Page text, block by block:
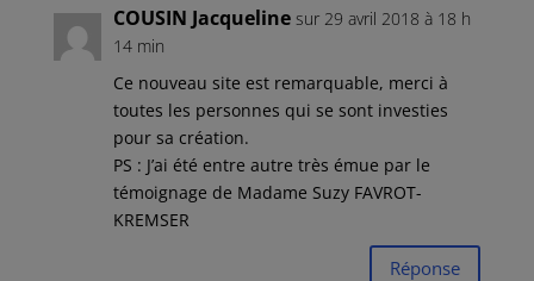
COUSIN Jacqueline sur 29 avril 2018 à 18 h
14 min
Ce nouveau site est remarquable, merci à
toutes les personnes qui se sont investies
pour sa création.
PS : J’ai été entre autre très émue par le
témoignage de Madame Suzy FAVROT-
KREMSER
Réponse